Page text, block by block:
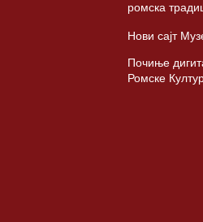
ромска
Нови сајт
Почиње
Ромске